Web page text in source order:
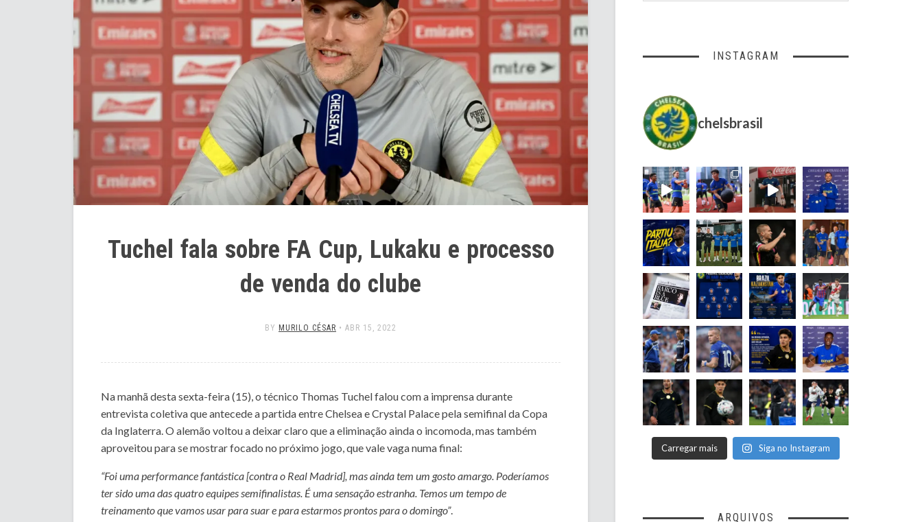
Tuchel fala sobre FA Cup, Lukaku e processo
de venda do clube
BY MURILO CÉSAR • ABR 15, 2022
Na manhã desta sexta-feira (15), o técnico Thomas Tuchel falou com a imprensa durante
entrevista coletiva que antecede a partida entre Chelsea e Crystal Palace pela semifinal da Copa
da Inglaterra. O alemão voltou a deixar claro que a eliminação ainda o incomoda, mas também
aproveitou para se mostrar focado no próximo jogo, que vale vaga numa final:
“Foi uma performance fantástica [contra o Real Madrid], mas ainda tem um gosto amargo. Poderíamos
ter sido uma das quatro equipes semifinalistas. É uma sensação estranha. Temos um tempo de
treinamento que vamos usar para suar e para estarmos prontos para o domingo”.
INSTAGRAM
chelsbrasil
Carregar mais Siga no Instagram
ARQUIVOS